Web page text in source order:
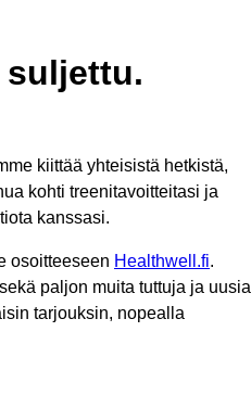
suljettu.
kiittää yhteisistä hetkistä,
kohti treenitavoitteitasi ja
kanssasi.
osoitteeseen Healthwell.fi.
paljon muita tuttuja ja uusia
tarjouksin, nopealla